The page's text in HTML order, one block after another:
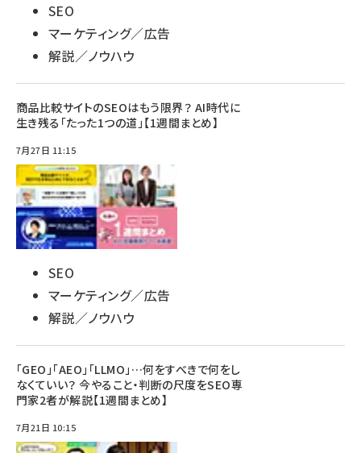
SEO
マーケティング／広告
解説／ノウハウ
商品比較サイトのSEOはもう限界？ AI時代に
生き残る「たった1つの道」【1週間まとめ】
7月27日 11:15
SEO
マーケティング／広告
解説／ノウハウ
「GEO」「AEO」「LLMO」…何をすべきで何をし
なくていい？ 今やること・判断の尺度をSEO専
門家2者が解説【1週間まとめ】
7月21日 10:15